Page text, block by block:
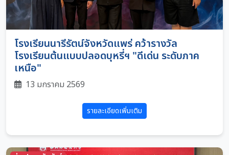
โรงเรียนนารีรัตน์จังหวัดแพร่ คว้ารางวัล
โรงเรียนต้นแบบปลอดบุหรี่ฯ "ดีเด่น ระดับภาค
เหนือ"
13 มกราคม 2569
รายละเอียดเพิ่มเติม